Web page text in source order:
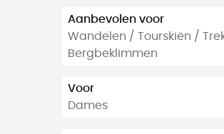
Aanbevolen voor
Wandelen / Tourskiën /
Bergbeklimmen
Voor
Dames